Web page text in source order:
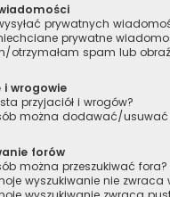
prywatnych
prywatne
otrzymałam spam lub
i wrogowie
przyjaciół i wrogów?
można dodawać/usuwać
forów
można przeszukiwać fora?
wyszukiwanie nie zwraca